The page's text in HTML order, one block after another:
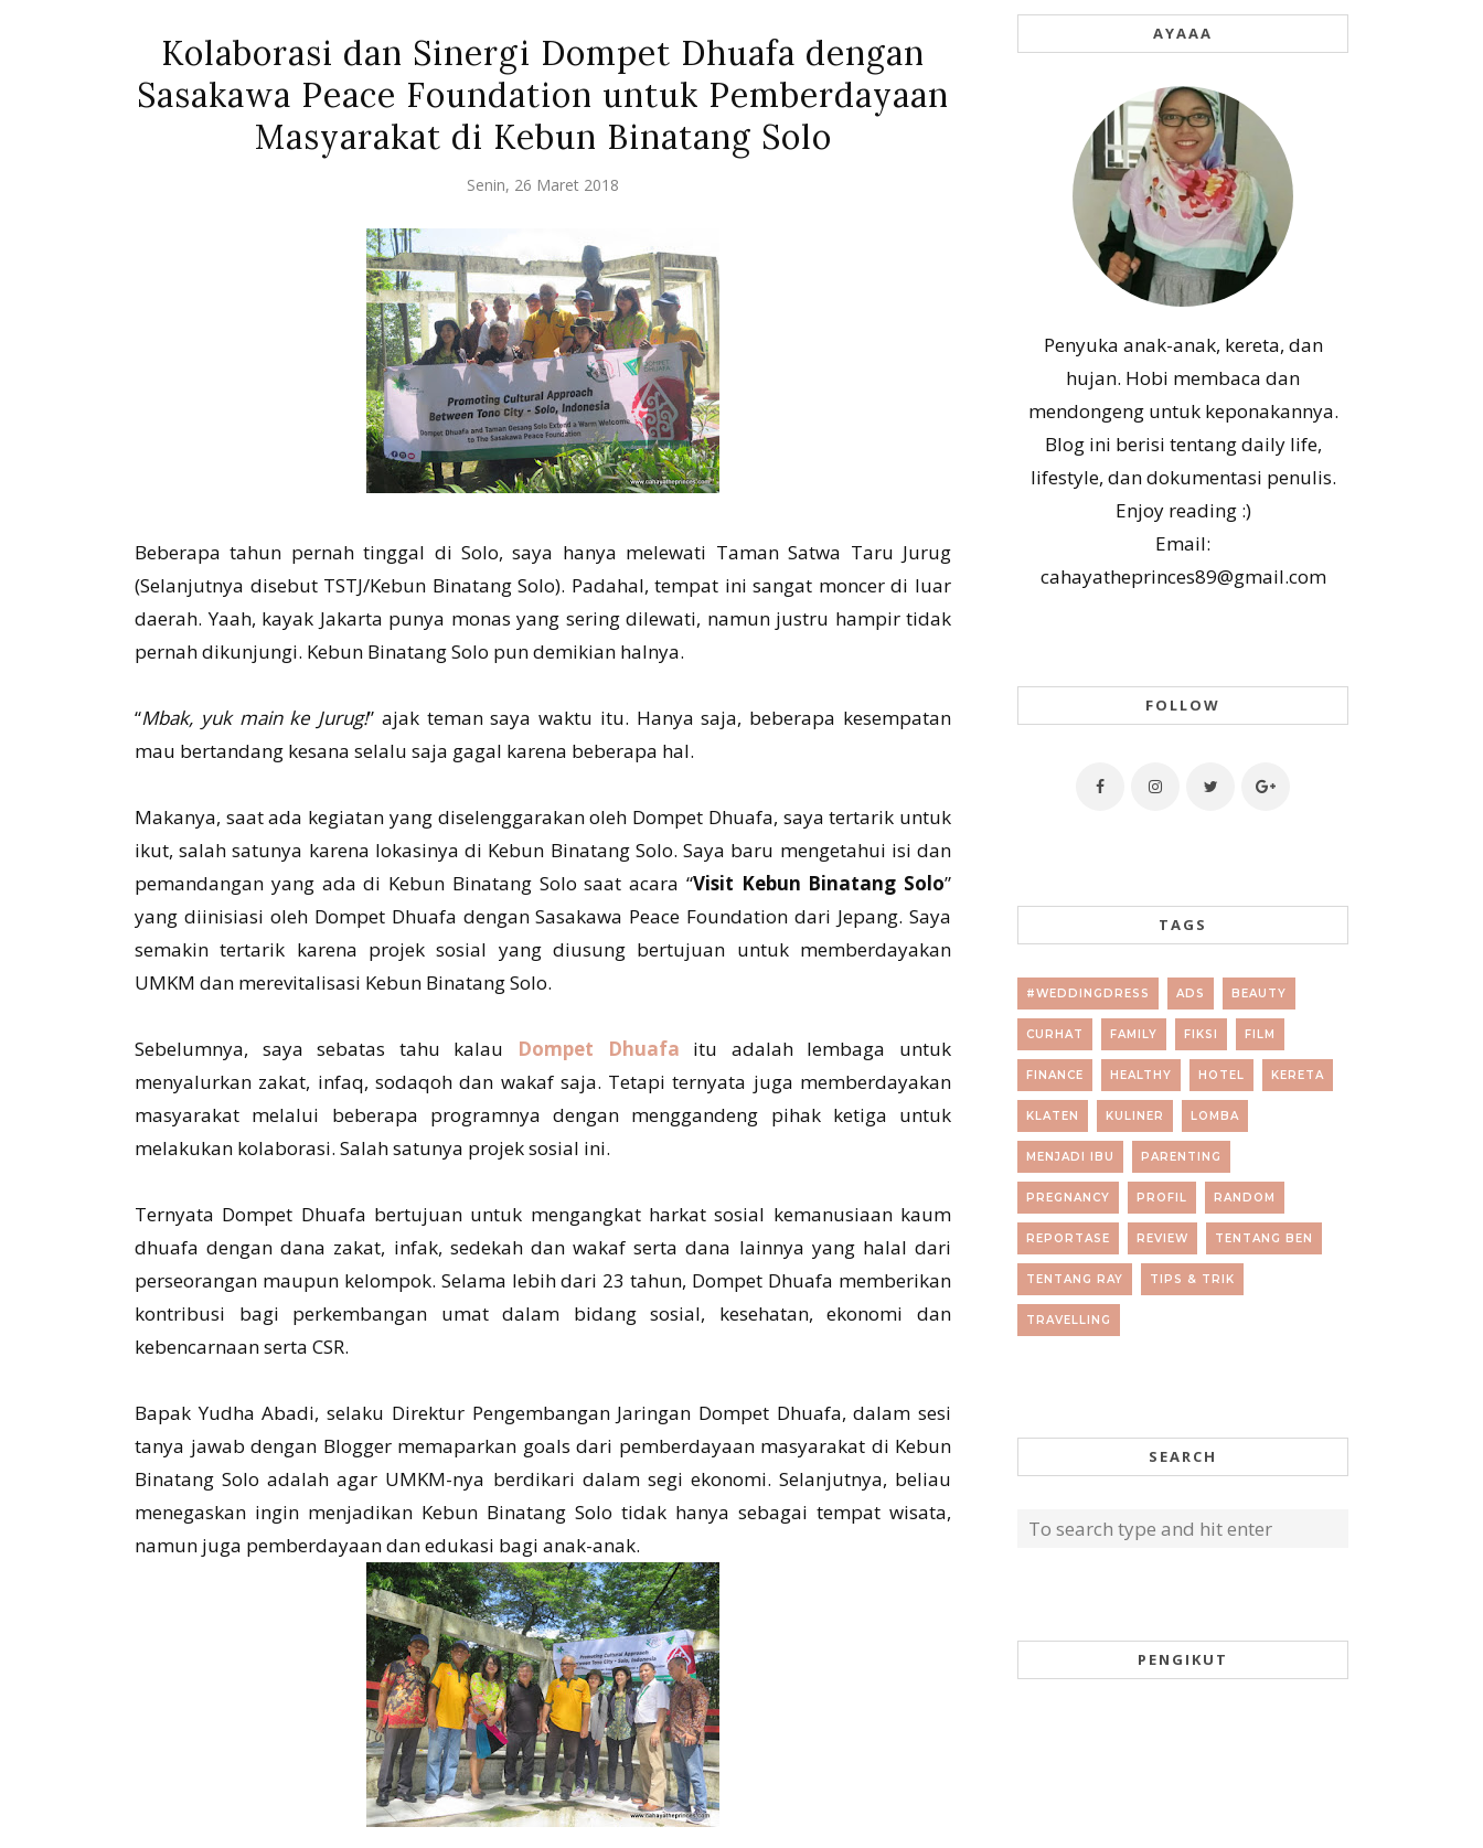
Kolaborasi dan Sinergi Dompet Dhuafa dengan
Sasakawa Peace Foundation untuk Pemberdayaan
Masyarakat di Kebun Binatang Solo
Senin, 26 Maret 2018
Beberapa tahun pernah tinggal di Solo, saya hanya melewati Taman Satwa Taru Jurug
(Selanjutnya disebut TSTJ/Kebun Binatang Solo). Padahal, tempat ini sangat moncer di luar
daerah. Yaah, kayak Jakarta punya monas yang sering dilewati, namun justru hampir tidak
pernah dikunjungi. Kebun Binatang Solo pun demikian halnya.
“Mbak, yuk main ke Jurug!” ajak teman saya waktu itu. Hanya saja, beberapa kesempatan
mau bertandang kesana selalu saja gagal karena beberapa hal.
Makanya, saat ada kegiatan yang diselenggarakan oleh Dompet Dhuafa, saya tertarik untuk
ikut, salah satunya karena lokasinya di Kebun Binatang Solo. Saya baru mengetahui isi dan
pemandangan yang ada di Kebun Binatang Solo saat acara “Visit Kebun Binatang Solo”
yang diinisiasi oleh Dompet Dhuafa dengan Sasakawa Peace Foundation dari Jepang. Saya
semakin tertarik karena projek sosial yang diusung bertujuan untuk memberdayakan
UMKM dan merevitalisasi Kebun Binatang Solo.
Sebelumnya, saya sebatas tahu kalau Dompet Dhuafa itu adalah lembaga untuk
menyalurkan zakat, infaq, sodaqoh dan wakaf saja. Tetapi ternyata juga memberdayakan
masyarakat melalui beberapa programnya dengan menggandeng pihak ketiga untuk
melakukan kolaborasi. Salah satunya projek sosial ini.
Ternyata Dompet Dhuafa bertujuan untuk mengangkat harkat sosial kemanusiaan kaum
dhuafa dengan dana zakat, infak, sedekah dan wakaf serta dana lainnya yang halal dari
perseorangan maupun kelompok. Selama lebih dari 23 tahun, Dompet Dhuafa memberikan
kontribusi bagi perkembangan umat dalam bidang sosial, kesehatan, ekonomi dan
kebencarnaan serta CSR.
Bapak Yudha Abadi, selaku Direktur Pengembangan Jaringan Dompet Dhuafa, dalam sesi
tanya jawab dengan Blogger memaparkan goals dari pemberdayaan masyarakat di Kebun
Binatang Solo adalah agar UMKM-nya berdikari dalam segi ekonomi. Selanjutnya, beliau
menegaskan ingin menjadikan Kebun Binatang Solo tidak hanya sebagai tempat wisata,
namun juga pemberdayaan dan edukasi bagi anak-anak.
AYAAA
Penyuka anak-anak, kereta, dan
hujan. Hobi membaca dan
mendongeng untuk keponakannya.
Blog ini berisi tentang daily life,
lifestyle, dan dokumentasi penulis.
Enjoy reading :)
Email:
cahayatheprinces89@gmail.com
FOLLOW
TAGS
#WEDDINGDRESS ADS BEAUTY
CURHAT FAMILY FIKSI FILM
FINANCE HEALTHY HOTEL KERETA
KLATEN KULINER LOMBA
MENJADI IBU PARENTING
PREGNANCY PROFIL RANDOM
REPORTASE REVIEW TENTANG BEN
TENTANG RAY TIPS & TRIK
TRAVELLING
SEARCH
PENGIKUT